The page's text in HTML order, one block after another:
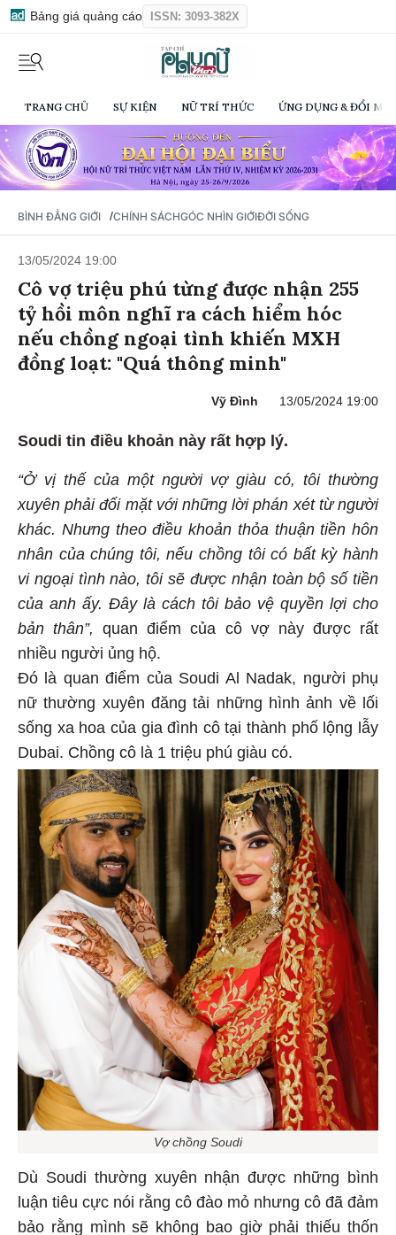
Bảng giá quảng cáo ISSN: 3093-382X
TRANG CHỦ SỰ KIỆN NỮ TRÍ THỨC ỨNG DỤNG & ĐỔI
BÌNH ĐẲNG GIỚI /CHÍNH SÁCHGÓC NHÌN GIỚIĐỜI SỐNG
13/05/2024 19:00
Cô vợ triệu phú từng được nhận 255
tỷ hồi môn nghĩ ra cách hiểm hóc
nếu chồng ngoại tình khiến MXH
đồng loạt: "Quá thông minh"
Vỹ Đình 13/05/2024 19:00
Soudi tin điều khoản này rất hợp lý.
“Ở vị thế của một người vợ giàu có, tôi thường
xuyên phải đối mặt với những lời phán xét từ người
khác. Nhưng theo điều khoản thỏa thuận tiền hôn
nhân của chúng tôi, nếu chồng tôi có bất kỳ hành
vi ngoại tình nào, tôi sẽ được nhận toàn bộ số tiền
của anh ấy. Đây là cách tôi bảo vệ quyền lợi cho
bản thân”,
quan điểm của cô vợ này được rất
nhiều người ủng hộ.
Đó là quan điểm của Soudi Al Nadak, người phụ
nữ thường xuyên đăng tải những hình ảnh về lối
sống xa hoa của gia đình cô tại thành phố lộng lẫy
Dubai. Chồng cô là 1 triệu phú giàu có.
Vợ chồng Soudi
Dù Soudi thường xuyên nhận được những bình
luận tiêu cực nói rằng cô đào mỏ nhưng cô đã đảm
bảo rằng mình sẽ không bao giờ phải thiếu thốn